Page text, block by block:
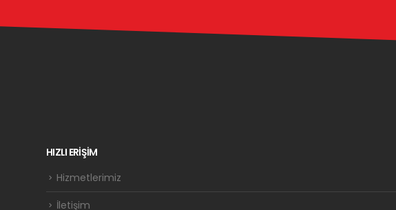
HIZLI ERİŞİM
Hizmetlerimiz
İletişim